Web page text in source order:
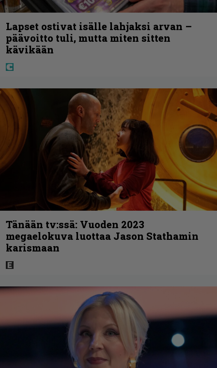
Lapset ostivat isälle lahjaksi arvan –
päävoitto tuli, mutta miten sitten
kävikään
Tänään tv:ssä: Vuoden 2023
megaelokuva luottaa Jason Stathamin
karismaan